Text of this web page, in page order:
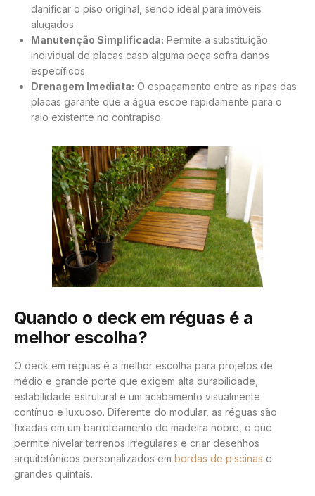
danificar o piso original, sendo ideal para imóveis
alugados.
Manutenção Simplificada: Permite a substituição
individual de placas caso alguma peça sofra danos
específicos.
Drenagem Imediata: O espaçamento entre as ripas das
placas garante que a água escoe rapidamente para o
ralo existente no contrapiso.
Quando o deck em réguas é a
melhor escolha?
O deck em réguas é a melhor escolha para projetos de
médio e grande porte que exigem alta durabilidade,
estabilidade estrutural e um acabamento visualmente
contínuo e luxuoso. Diferente do modular, as réguas são
fixadas em um barroteamento de madeira nobre, o que
permite nivelar terrenos irregulares e criar desenhos
arquitetônicos personalizados em bordas de piscinas e
grandes quintais.